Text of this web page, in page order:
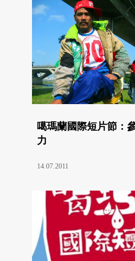
噶瑪蘭國際短片節：
力
14.07.2011